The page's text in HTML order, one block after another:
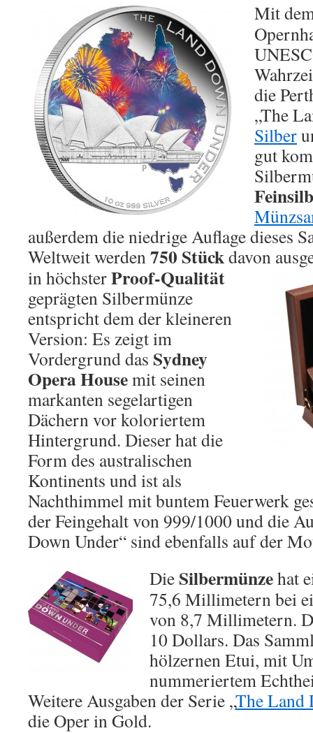
Mit
die
„The
Silber
gut
außerdem die niedrige Auflage dieses
Weltweit werden750 Stückdavon
in höchsterProof-Qualität
geprägten Silbermünze
entspricht dem der kleineren
Version: Es zeigt im
Vordergrund das Sydney
Opera Housemit seinen
markanten segelartigen
Dächern vor koloriertem
Hintergrund. Dieser hat die
Form des australischen
Kontinents und ist als
Nachthimmel mit buntem Feuerwerk
der Feingehalt von 999/1000 und die
Down Under“ sind ebenfalls auf der
Die Silbermünzehat
75,6 Millimetern bei
von 8,7 Millimetern.
10 Dollars. Das
hölzernen Etui, mit
nummeriertem
Weitere Ausgaben der Serie „The Land
die Oper in Gold.